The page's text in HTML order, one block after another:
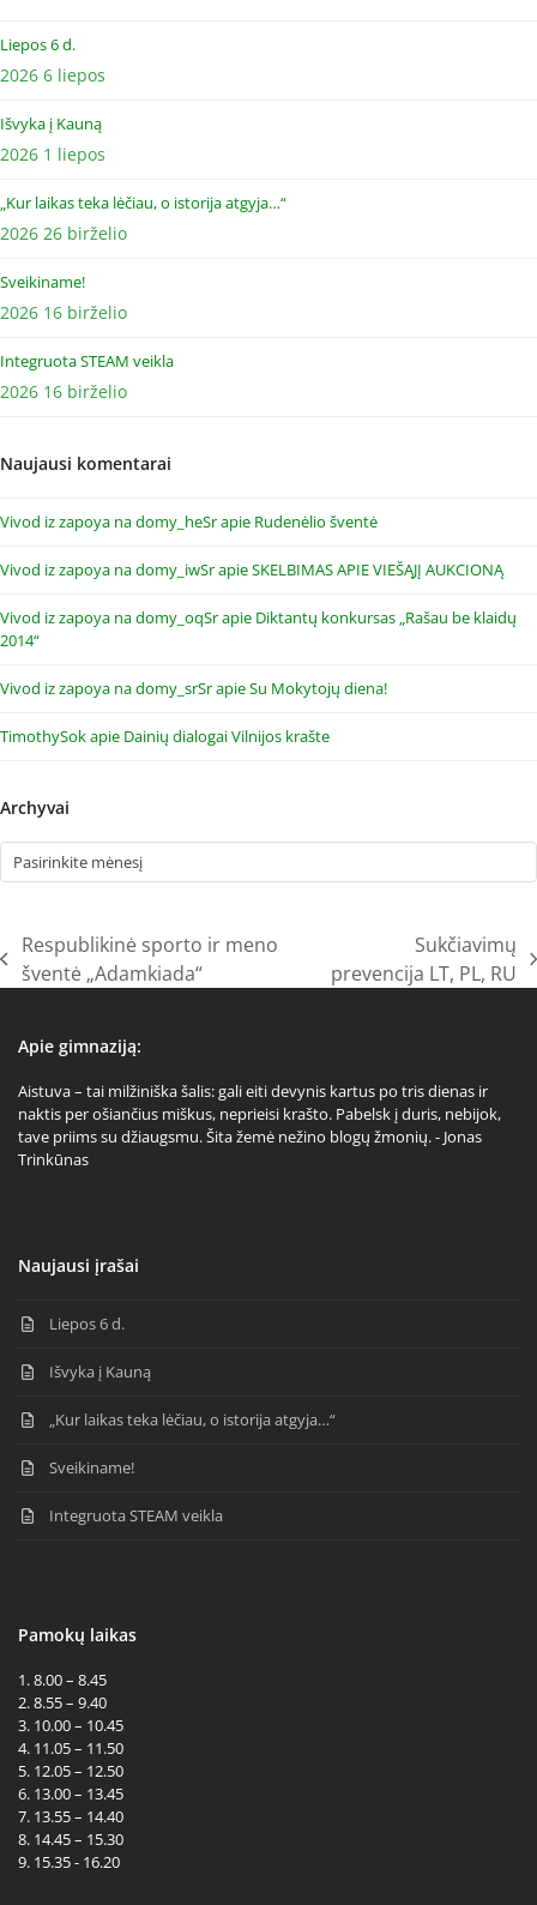
Liepos 6 d.
2026 6 liepos
Išvyka į Kauną
2026 1 liepos
„Kur laikas teka lėčiau, o istorija atgyja…“
2026 26 birželio
Sveikiname!
2026 16 birželio
Integruota STEAM veikla
2026 16 birželio
Naujausi komentarai
Vivod iz zapoya na domy_heSrapie Rudenėlio šventė
Vivod iz zapoya na domy_iwSrapieSKELBIMAS APIE VIEŠĄJĮ AUKCIONĄ
Vivod iz zapoya na domy_oqSrapie Diktantų konkursas „Rašau be klaidų
2014“
Vivod iz zapoya na domy_srSrapieSu Mokytojų diena!
TimothySokapie Dainių dialogai Vilnijos krašte
Archyvai
Archyvai
previous
Respublikinė sporto ir meno
šventė „Adamkiada“
next
Sukčiavimų
prevencija LT, PL, RU
Apie gimnaziją:
Aistuva – tai milžiniška šalis: gali eiti devynis kartus po tris dienas ir
naktis per ošiančius miškus, neprieisi krašto. Pabelsk į duris, nebijok,
tave priims su džiaugsmu. Šita žemė nežino blogų žmonių. - Jonas
Trinkūnas
Naujausi įrašai
Liepos 6 d.
Išvyka į Kauną
„Kur laikas teka lėčiau, o istorija atgyja…“
Sveikiname!
Integruota STEAM veikla
Pamokų laikas
1. 8.00 – 8.45
2. 8.55 – 9.40
3. 10.00 – 10.45
4. 11.05 – 11.50
5. 12.05 – 12.50
6. 13.00 – 13.45
7. 13.55 – 14.40
8. 14.45 – 15.30
9. 15.35 - 16.20